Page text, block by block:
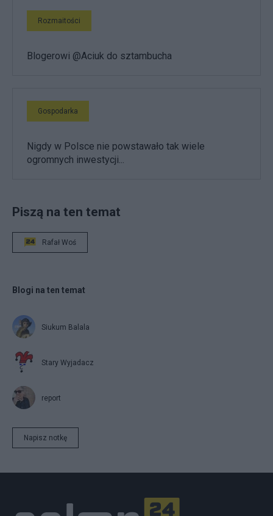
Rozmaitości
Blogerowi @Aciuk do sztambucha
Gospodarka
Nigdy w Polsce nie powstawało tak wiele
ogromnych inwestycji...
Piszą na ten temat
Rafał Woś
Blogi na ten temat
Siukum Balala
Stary Wyjadacz
report
Napisz notkę